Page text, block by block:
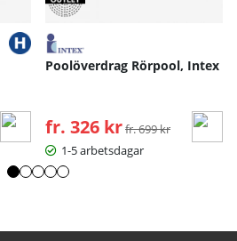
Poolöverdrag Rörpool, Intex
fr. 326 kr Ordinarie pris:
fr. 699 kr
1-5 arbetsdagar